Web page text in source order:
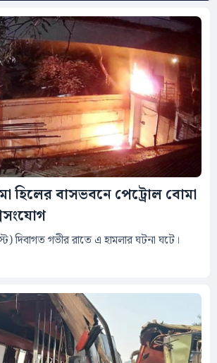
হিলের বাসভবনে পেট্রোল বোমা
দিবাগত গভীর রাতে এ হামলার ঘটনা ঘটে।